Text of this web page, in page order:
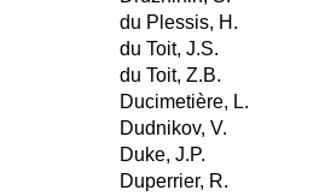
du Plessis, H.
du Toit, J.S.
du Toit, Z.B.
Ducimetière, L.
Dudnikov, V.
Duke, J.P.
Duperrier, R.